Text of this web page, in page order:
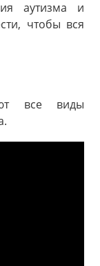
аутизма и
чтобы вся
все виды